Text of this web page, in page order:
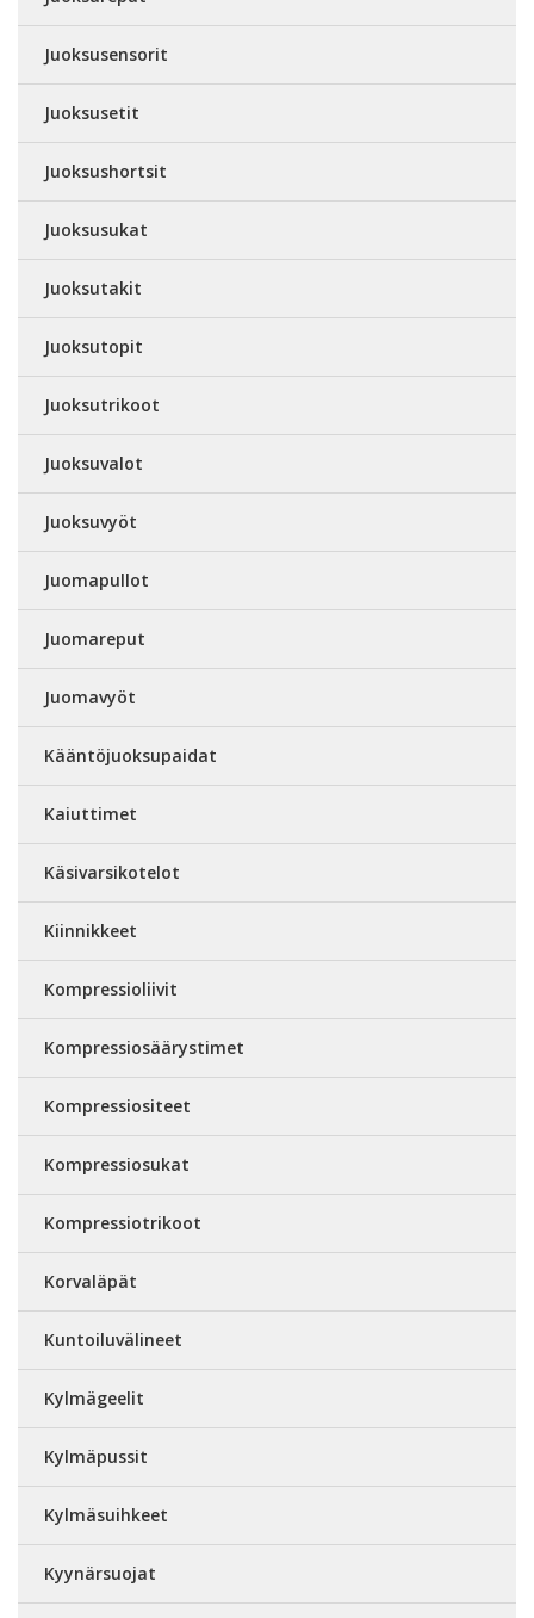
Juoksusensorit
Juoksusetit
Juoksushortsit
Juoksusukat
Juoksutakit
Juoksutopit
Juoksutrikoot
Juoksuvalot
Juoksuvyöt
Juomapullot
Juomareput
Juomavyöt
Kääntöjuoksupaidat
Kaiuttimet
Käsivarsikotelot
Kiinnikkeet
Kompressioliivit
Kompressiosäärystimet
Kompressiositeet
Kompressiosukat
Kompressiotrikoot
Korvaläpät
Kuntoiluvälineet
Kylmägeelit
Kylmäpussit
Kylmäsuihkeet
Kyynärsuojat